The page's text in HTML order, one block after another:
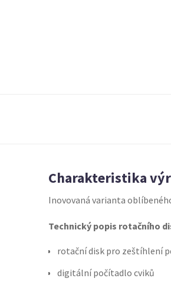
Charakteristika
Inovovaná varianta
Technický popis rotačního
rotační disk pro zeštíhlení
digitální počítadlo cviků